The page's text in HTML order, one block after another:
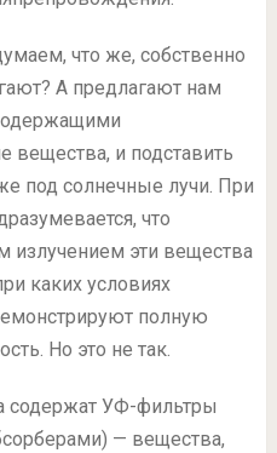
что же, собственно
А предлагают нам
вещества, и подставить
под солнечные лучи. При
что
излучением эти вещества
каких условиях
полную
Но это не так.
содержат УФ-фильтры
— вещества,